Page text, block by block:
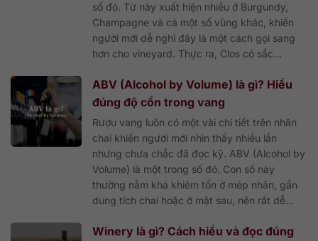
số đó. Từ này xuất hiện nhiều ở Burgundy,
Champagne và cả một số vùng khác, khiến
người mới dễ nghĩ đây là một cách gọi sang
hơn cho vineyard. Thực ra, Clos có sắc...
ABV (Alcohol by Volume) là gì? Hiểu
đúng độ cồn trong vang
Rượu vang luôn có một vài chi tiết trên nhãn
chai khiến người mới nhìn thấy nhiều lần
nhưng chưa chắc đã đọc kỹ. ABV (Alcohol by
Volume) là một trong số đó. Con số này
thường nằm khá khiêm tốn ở mép nhãn, gần
dung tích chai hoặc ở mặt sau, nên rất dễ...
Winery là gì? Cách hiểu và đọc đúng